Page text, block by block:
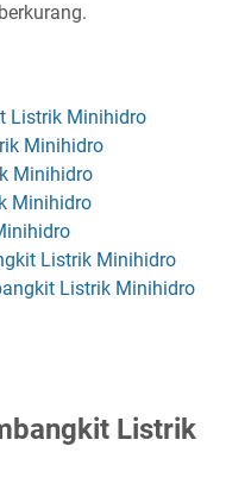
Listrik Minihidro
Minihidro
Minihidro
Minihidro
Listrik Minihidro
Listrik Minihidro
Listrik